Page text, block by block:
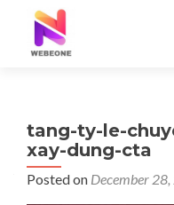
tang-ty-le-
xay-dung-cta
Posted on December